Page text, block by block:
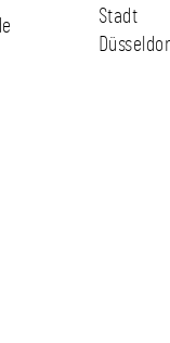
Stadt